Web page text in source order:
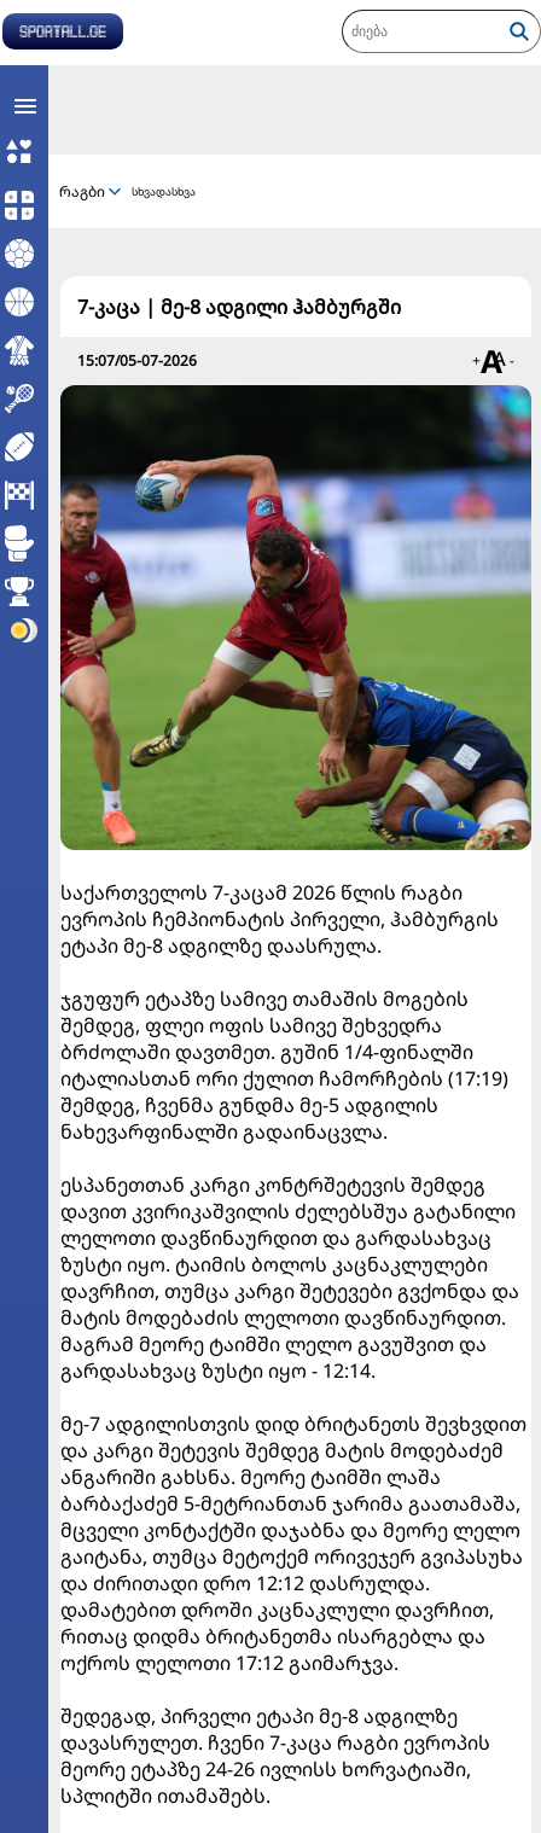
რაგბი სხვადასხვა
7-კაცა | მე-8 ადგილი ჰამბურგში
15:07/05-07-2026 + -
საქართველოს 7-კაცამ 2026 წლის რაგბი
ევროპის ჩემპიონატის პირველი, ჰამბურგის
ეტაპი მე-8 ადგილზე დაასრულა.
ჯგუფურ ეტაპზე სამივე თამაშის მოგების
შემდეგ, ფლეი ოფის სამივე შეხვედრა
ბრძოლაში დავთმეთ. გუშინ 1/4-ფინალში
იტალიასთან ორი ქულით ჩამორჩების (17:19)
შემდეგ, ჩვენმა გუნდმა მე-5 ადგილის
ნახევარფინალში გადაინაცვლა.
ესპანეთთან კარგი კონტრშეტევის შემდეგ
დავით კვირიკაშვილის ძელებსშუა გატანილი
ლელოთი დავწინაურდით და გარდასახვაც
ზუსტი იყო. ტაიმის ბოლოს კაცნაკლულები
დავრჩით, თუმცა კარგი შეტევები გვქონდა და
მატის მოდებაძის ლელოთი დავწინაურდით.
მაგრამ მეორე ტაიმში ლელო გავუშვით და
გარდასახვაც ზუსტი იყო - 12:14.
მე-7 ადგილისთვის დიდ ბრიტანეთს შევხვდით
და კარგი შეტევის შემდეგ მატის მოდებაძემ
ანგარიში გახსნა. მეორე ტაიმში ლაშა
ბარბაქაძემ 5-მეტრიანთან ჯარიმა გაათამაშა,
მცველი კონტაქტში დაჯაბნა და მეორე ლელო
გაიტანა, თუმცა მეტოქემ ორივეჯერ გვიპასუხა
და ძირითადი დრო 12:12 დასრულდა.
დამატებით დროში კაცნაკლული დავრჩით,
რითაც დიდმა ბრიტანეთმა ისარგებლა და
ოქროს ლელოთი 17:12 გაიმარჯვა.
შედეგად, პირველი ეტაპი მე-8 ადგილზე
დავასრულეთ. ჩვენი 7-კაცა რაგბი ევროპის
მეორე ეტაპზე 24-26 ივლისს ხორვატიაში,
სპლიტში ითამაშებს.